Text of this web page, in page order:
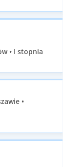
• I stopnia
•